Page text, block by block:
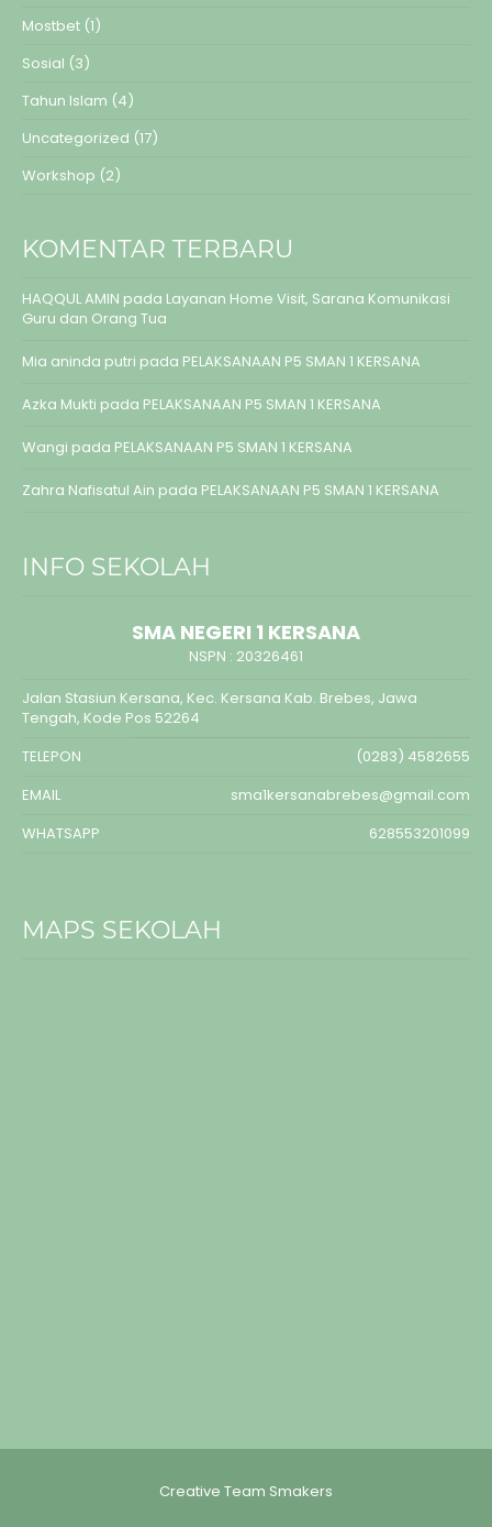
Mostbet (1)
Sosial (3)
Tahun Islam (4)
Uncategorized (17)
Workshop (2)
KOMENTAR TERBARU
HAQQUL AMIN pada Layanan Home Visit, Sarana Komunikasi
Guru dan Orang Tua
Mia aninda putri pada PELAKSANAAN P5 SMAN 1 KERSANA
Azka Mukti pada PELAKSANAAN P5 SMAN 1 KERSANA
Wangi pada PELAKSANAAN P5 SMAN 1 KERSANA
Zahra Nafisatul Ain pada PELAKSANAAN P5 SMAN 1 KERSANA
INFO SEKOLAH
SMA NEGERI 1 KERSANA
NSPN : 20326461
Jalan Stasiun Kersana, Kec. Kersana Kab. Brebes, Jawa
Tengah, Kode Pos 52264
TELEPON
(0283) 4582655
EMAIL
sma1kersanabrebes@gmail.com
WHATSAPP
628553201099
MAPS SEKOLAH
Creative Team Smakers